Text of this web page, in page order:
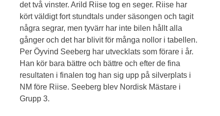
det två vinster. Arild Riise tog en seger. Riise har
kört väldigt fort stundtals under säsongen och tagit
några segrar, men tyvärr har inte bilen hållt alla
gånger och det har blivit för många nollor i tabellen.
Per Öyvind Seeberg har utvecklats som förare i år.
Han kör bara bättre och bättre och efter de fina
resultaten i finalen tog han sig upp på silverplats i
NM före Riise. Seeberg blev Nordisk Mästare i
Grupp 3.